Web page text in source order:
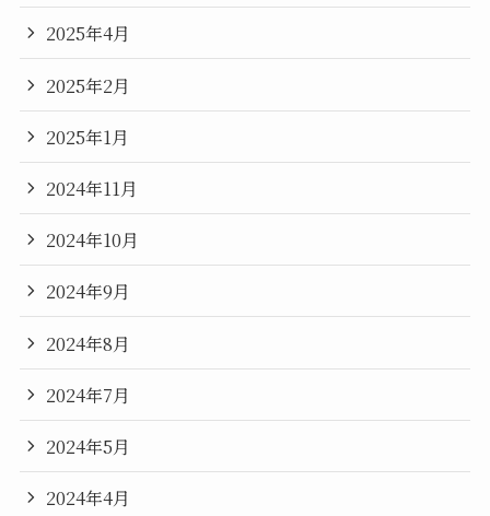
2025年4月
2025年2月
2025年1月
2024年11月
2024年10月
2024年9月
2024年8月
2024年7月
2024年5月
2024年4月